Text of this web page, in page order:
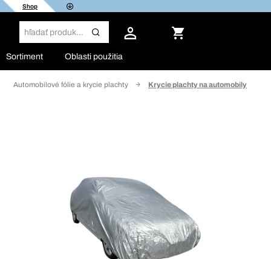
Shop
Sortiment Oblasti použitia
Automobilové fólie a krycie plachty Krycie plachty na automobily